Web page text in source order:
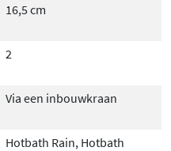
16,5 cm
2
Via een inbouwkraan
Hotbath Rain, Hotbath